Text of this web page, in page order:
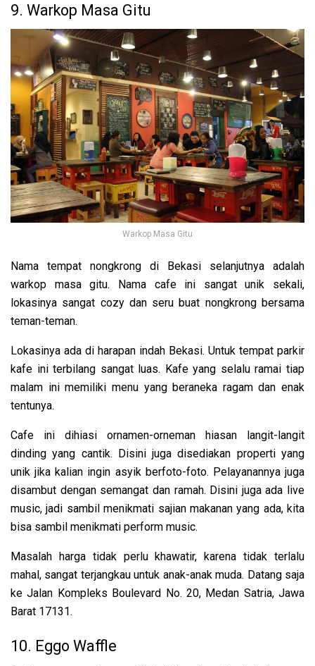
9. Warkop Masa Gitu
Warkop Masa Gitu
Nama tempat nongkrong di Bekasi selanjutnya adalah
warkop masa gitu. Nama cafe ini sangat unik sekali,
lokasinya sangat cozy dan seru buat nongkrong bersama
teman-teman.
Lokasinya ada di harapan indah Bekasi. Untuk tempat parkir
kafe ini terbilang sangat luas. Kafe yang selalu ramai tiap
malam ini memiliki menu yang beraneka ragam dan enak
tentunya.
Cafe ini dihiasi ornamen-orneman hiasan langit-langit
dinding yang cantik. Disini juga disediakan properti yang
unik jika kalian ingin asyik berfoto-foto. Pelayanannya juga
disambut dengan semangat dan ramah. Disini juga ada live
music, jadi sambil menikmati sajian makanan yang ada, kita
bisa sambil menikmati perform music.
Masalah harga tidak perlu khawatir, karena tidak terlalu
mahal, sangat terjangkau untuk anak-anak muda. Datang saja
keJalan Kompleks Boulevard No. 20, Medan Satria, Jawa
Barat 17131.
10. Eggo Waffle